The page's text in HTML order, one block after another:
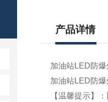
产品详情
加油站LED防
加油站LED防
【温馨提示】：